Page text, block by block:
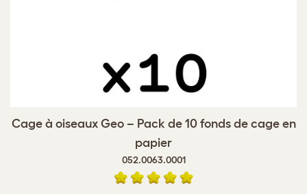
Cage à oiseaux Geo – Pack de 10 fonds de cage en
papier
052.0063.0001